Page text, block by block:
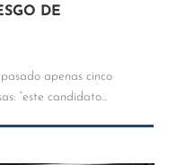
DE
apenas cinco
“este candidato...